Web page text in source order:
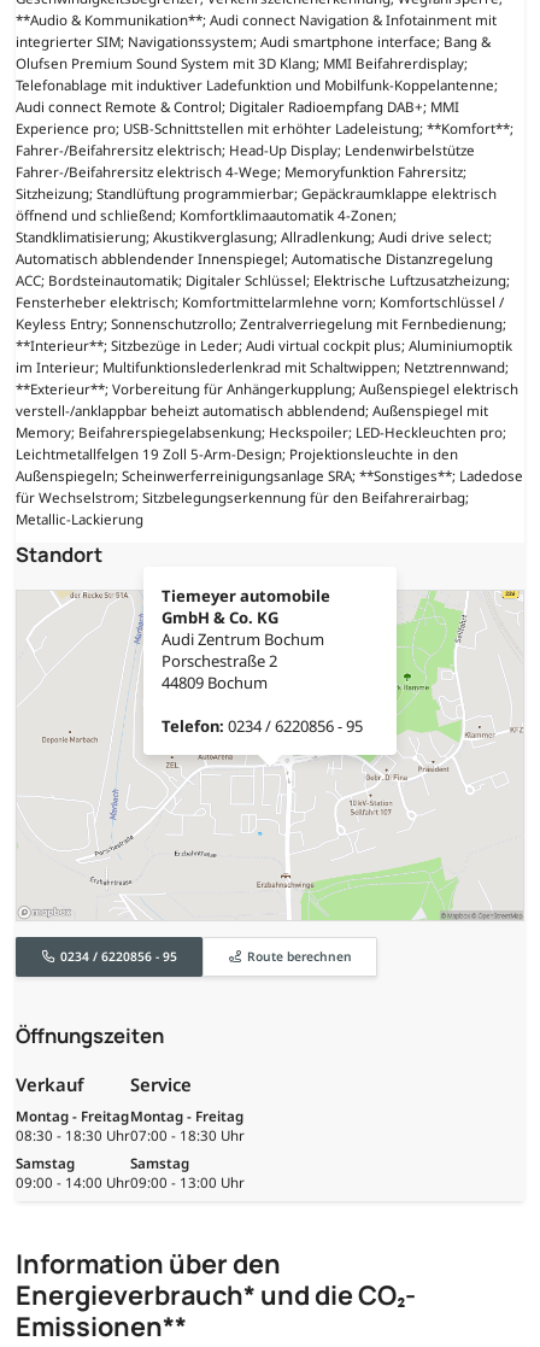
**Audio & Kommunikation**; Audi connect Navigation & Infotainment mit
integrierter SIM; Navigationssystem; Audi smartphone interface; Bang &
Olufsen Premium Sound System mit 3D Klang; MMI Beifahrerdisplay;
Telefonablage mit induktiver Ladefunktion und Mobilfunk-Koppelantenne;
Audi connect Remote & Control; Digitaler Radioempfang DAB+; MMI
Experience pro; USB-Schnittstellen mit erhöhter Ladeleistung; **Komfort**;
Fahrer-/Beifahrersitz elektrisch; Head-Up Display; Lendenwirbelstütze
Fahrer-/Beifahrersitz elektrisch 4-Wege; Memoryfunktion Fahrersitz;
Sitzheizung; Standlüftung programmierbar; Gepäckraumklappe elektrisch
öffnend und schließend; Komfortklimaautomatik 4-Zonen;
Standklimatisierung; Akustikverglasung; Allradlenkung; Audi drive select;
Automatisch abblendender Innenspiegel; Automatische Distanzregelung
ACC; Bordsteinautomatik; Digitaler Schlüssel; Elektrische Luftzusatzheizung;
Fensterheber elektrisch; Komfortmittelarmlehne vorn; Komfortschlüssel /
Keyless Entry; Sonnenschutzrollo; Zentralverriegelung mit Fernbedienung;
**Interieur**; Sitzbezüge in Leder; Audi virtual cockpit plus; Aluminiumoptik
im Interieur; Multifunktionslederlenkrad mit Schaltwippen; Netztrennwand;
**Exterieur**; Vorbereitung für Anhängerkupplung; Außenspiegel elektrisch
verstell-/anklappbar beheizt automatisch abblendend; Außenspiegel mit
Memory; Beifahrerspiegelabsenkung; Heckspoiler; LED-Heckleuchten pro;
Leichtmetallfelgen 19 Zoll 5-Arm-Design; Projektionsleuchte in den
Außenspiegeln; Scheinwerferreinigungsanlage SRA; **Sonstiges**; Ladedose
für Wechselstrom; Sitzbelegungserkennung für den Beifahrerairbag;
Metallic-Lackierung
Standort
Tiemeyer automobile
GmbH & Co. KG
Audi Zentrum Bochum
Porschestraße 2
44809 Bochum
Telefon: 0234 / 6220856 - 95
0234 / 6220856 - 95 Route berechnen
Öffnungszeiten
Verkauf
Montag - Freitag
08:30 - 18:30 Uhr
Samstag
09:00 - 14:00 Uhr
Service
Montag - Freitag
07:00 - 18:30 Uhr
Samstag
09:00 - 13:00 Uhr
Information über den
Energieverbrauch* und die CO₂-
Emissionen**